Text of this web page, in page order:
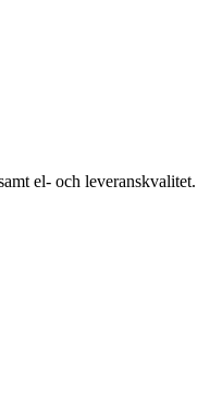
el- och leveranskvalitet.